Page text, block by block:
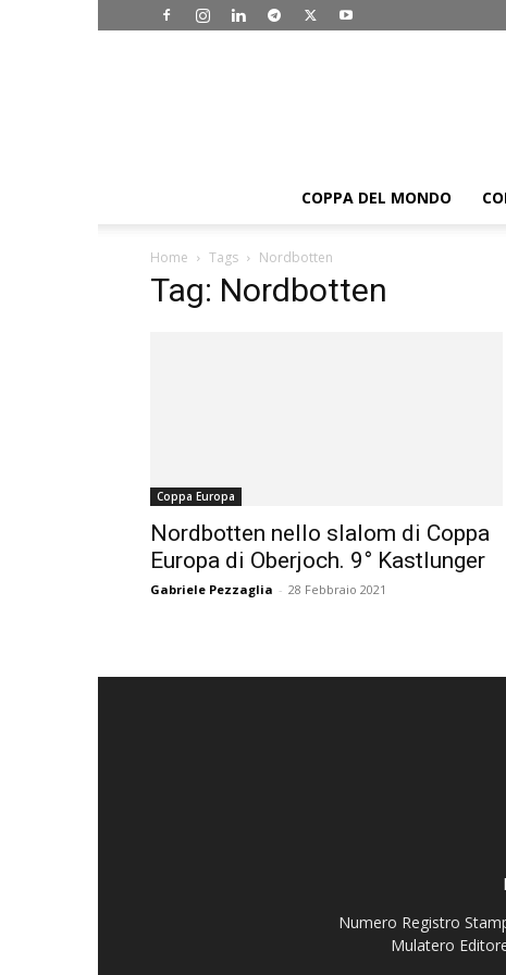
COPPA DEL MONDO
Home Tags Nordbotten
Tag: Nordbotten
Coppa Europa
Nordbotten nello slalom di Coppa
Europa di Oberjoch. 9° Kastlunger
Gabriele Pezzaglia - 28 Febbraio 2021
Numero Registro
Mulatero